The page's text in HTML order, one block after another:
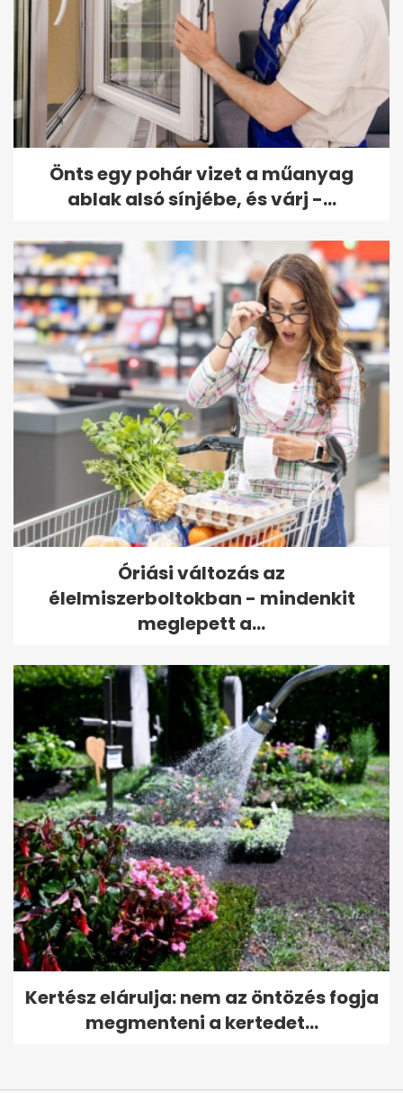
Önts egy pohár vizet a műanyag
ablak alsó sínjébe, és várj -...
Óriási változás az
élelmiszerboltokban - mindenkit
meglepett a...
Kertész elárulja: nem az öntözés fogja
megmenteni a kertedet...